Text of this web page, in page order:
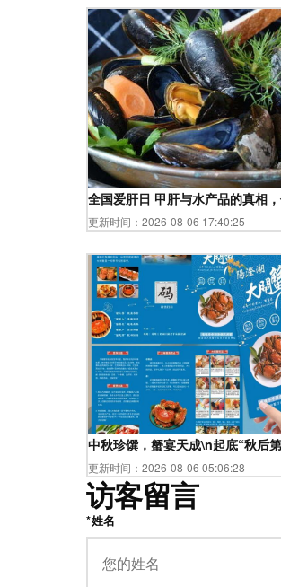
全国爱肝日 甲肝与水产品的真相
更新时间：2026-08-06 17:40:25
中秋珍馔，蟹宴天成\n起底“秋后
更新时间：2026-08-06 05:06:28
访客留言
*姓名